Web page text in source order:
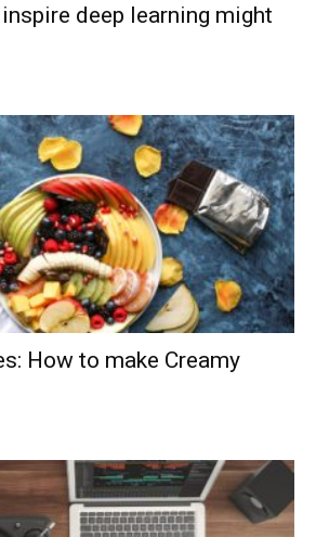
deep learning might
How to make Creamy